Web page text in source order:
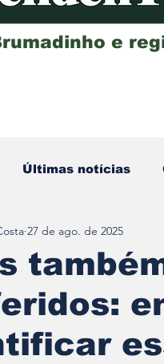
e
Últimas notícias
27 de ago. de 2025